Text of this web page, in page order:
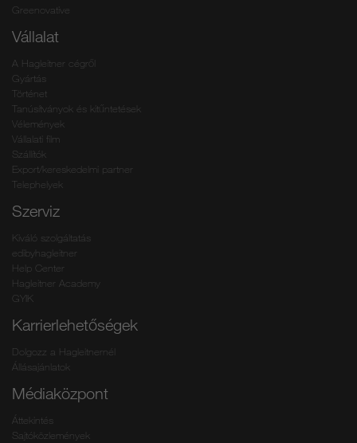
Greenovative
Vállalat
A Hagleitner cégről
Gyártás
Történet
Tanúsítványok és kitűntetések
Vélemények
Vállalati film
Szállítók
Export/kereskedelmi partner
Telephelyek
Szerviz
Kiváló szolgáltatás
edibyhagleitner
Help Center
Hagleitner Academy
GYIK
Karrierlehetőségek
Dolgozz a Hagleitnernél
Állásajánlatok
Médiaközpont
Áttekintés
Sajtóközlemények